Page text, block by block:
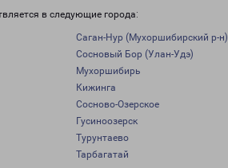
в следующие города:
Саган-Нур (Мухоршибирский р-н)
Сосновый Бор (Улан-Удэ)
Мухоршибирь
Кижинга
Сосново-Озерское
Гусиноозерск
Турунтаево
Тарбагатай